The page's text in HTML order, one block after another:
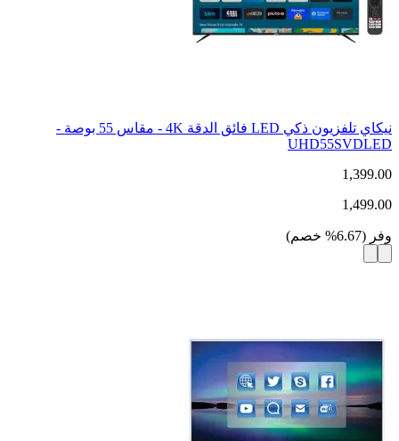
نيكاي تلفزيون ذكي LED فائق الدقة 4K - مقاس 55 بوصة -
UHD55SVDLED
1,399.00
1,499.00
وفر (
6.67
% خصم)